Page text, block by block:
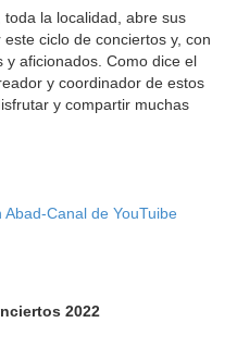
la localidad, abre sus
ciclo de conciertos y, con
y aficionados. Como dice el
y coordinador de estos
y compartir muchas
Canal de YouTuibe
2022